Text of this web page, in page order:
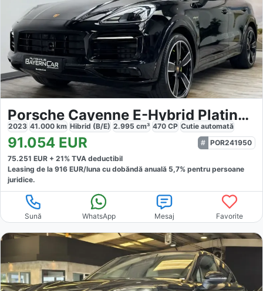
Porsche Cayenne E-Hybrid Platinum
2023 41.000 km Hibrid (B/E) 2.995 cm³ 470 CP Cutie automată
91.054 EUR
POR241950
75.251 EUR + 21% TVA deductibil
Leasing de la 916 EUR/luna cu dobăndă anuală 5,7% pentru persoane
juridice.
Sună WhatsApp Mesaj Favorite